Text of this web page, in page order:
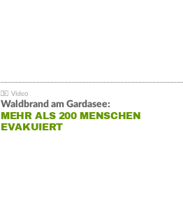
Waldbrand am Gardasee:
MEHR ALS 200 MENSCHEN
EVAKUIERT